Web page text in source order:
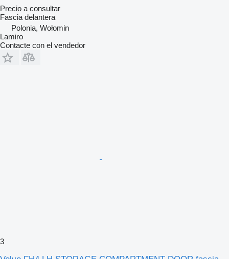
Precio a consultar
Fascia delantera
Polonia, Wołomin
Lamiro
Contacte con el vendedor
3